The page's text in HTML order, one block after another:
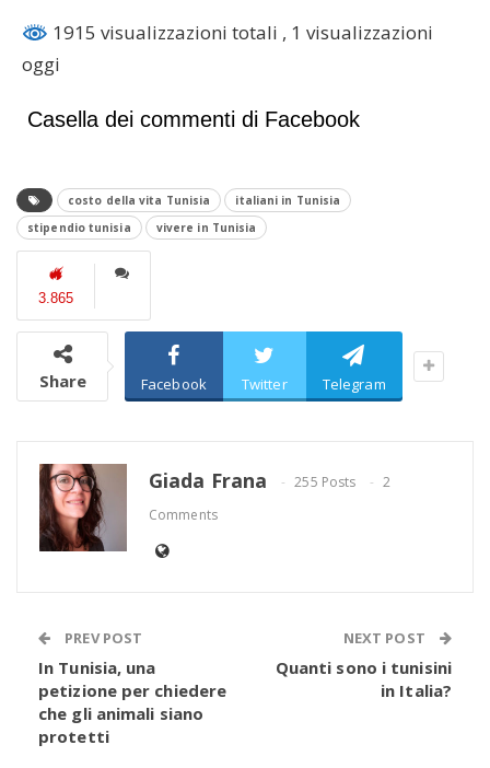
1915 visualizzazioni totali , 1 visualizzazioni
oggi
Casella dei commenti di Facebook
costo della vita Tunisia
italiani in Tunisia
stipendio tunisia
vivere in Tunisia
3.865
Share Facebook Twitter Telegram
Giada Frana 255 Posts
2
Comments
PREV POST
In Tunisia, una
petizione per chiedere
che gli animali siano
protetti
NEXT POST
Quanti sono i tunisini
in Italia?